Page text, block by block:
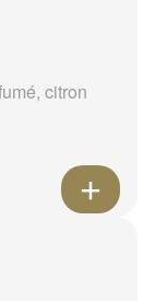
citron